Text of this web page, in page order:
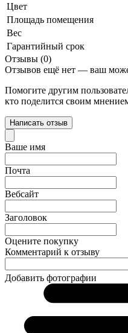
Цвет
Площадь помещения
Вес
Гарантийный срок
Отзывы (0)
Отзывов ещё нет — ваш
Помогите другим
кто поделится своим
Написать отзыв
Ваше имя
Почта
Вебсайт
Заголовок
Оцените покупку
Комментарий к отзыву
Добавить фотографии